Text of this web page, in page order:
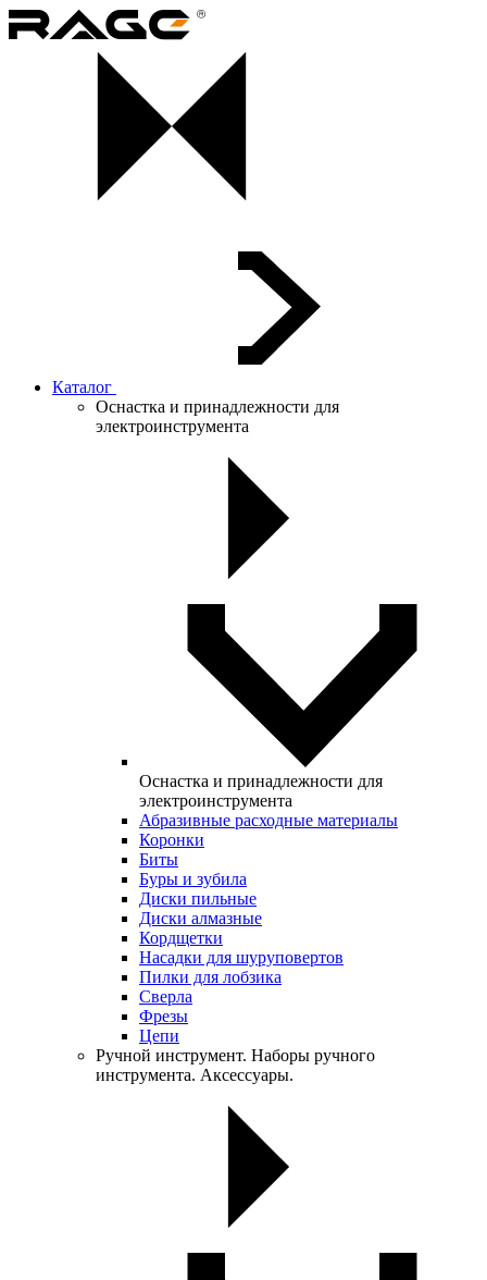
Каталог
Оснастка и принадлежности для
электроинструмента
Оснастка и принадлежности для
электроинструмента
Абразивные расходные материалы
Коронки
Биты
Буры и зубила
Диски пильные
Диски алмазные
Кордщетки
Насадки для шуруповертов
Пилки для лобзика
Сверла
Фрезы
Цепи
Ручной инструмент. Наборы ручного
инструмента. Аксессуары.